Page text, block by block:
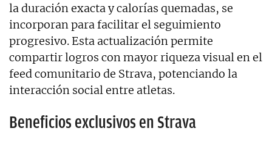
la duración exacta y calorías quemadas, se
incorporan para facilitar el seguimiento
progresivo. Esta actualización permite
compartir logros con mayor riqueza visual en el
feed comunitario de Strava, potenciando la
interacción social entre atletas.
Beneficios exclusivos en Strava